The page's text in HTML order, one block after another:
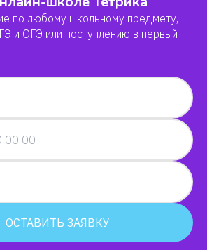
по любому школьному предмету,
и ОГЭ или поступлению в первый
ОСТАВИТЬ ЗАЯВКУ